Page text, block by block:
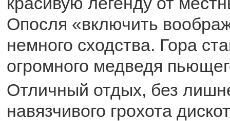
Опосля «включить
немного сходства. Гора
огромного медведя
Отличный отдых, без
навязчивого грохота